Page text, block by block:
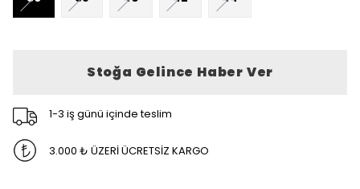
Stoğa Gelince Haber Ver
1-3 iş günü içinde teslim
3.000 ₺ ÜZERİ ÜCRETSİZ KARGO